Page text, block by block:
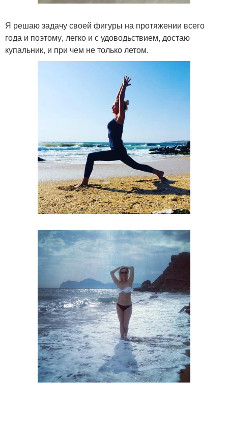
Я решаю задачу своей фигуры на протяжении всего
года и поэтому, легко и с удоводьствием, достаю
купальник, и при чем не только летом.